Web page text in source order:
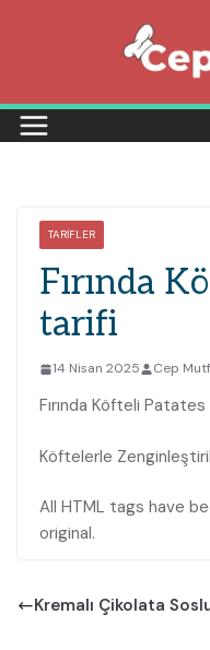
TARIFLER
Fırında
tarifi
14 Nisan 2025 Cep
Fırında Köfteli
Köftelerle
All HTML tags have
original.
Kremalı Çikolata